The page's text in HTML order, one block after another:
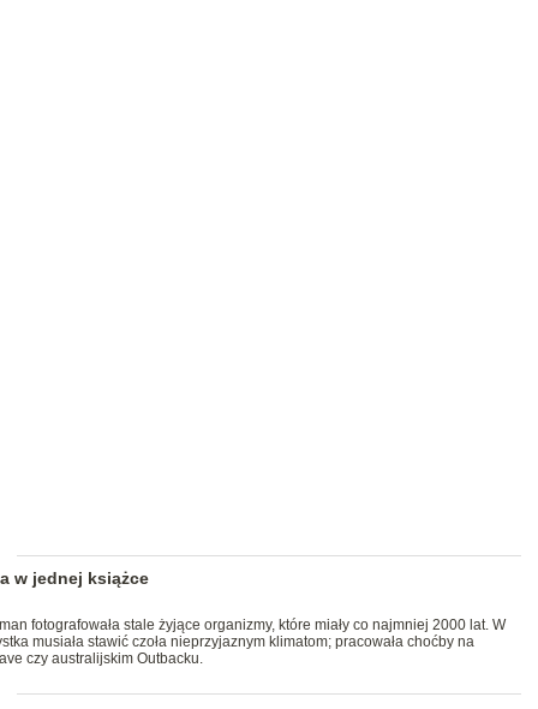
w jednej książce
fotografowała stale żyjące organizmy, które miały co najmniej 2000 lat. W
musiała stawić czoła nieprzyjaznym klimatom; pracowała choćby na
czy australijskim Outbacku.